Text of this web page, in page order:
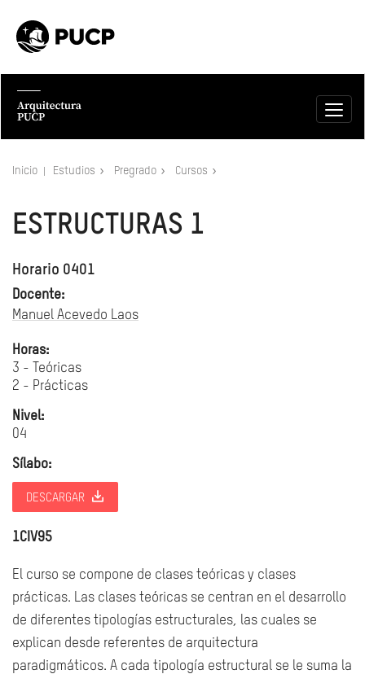
Inicio Estudios Pregrado Cursos
ESTRUCTURAS 1
Horario 0401
Docente:
Manuel Acevedo Laos
Horas:
3 - Teóricas
2 - Prácticas
Nivel:
04
Sílabo:
DESCARGAR
1CIV95
El curso se compone de clases teóricas y clases
prácticas. Las clases teóricas se centran en el desarrollo
de diferentes tipologías estructurales, las cuales se
explican desde referentes de arquitectura
paradigmáticos. A cada tipología estructural se le suma la